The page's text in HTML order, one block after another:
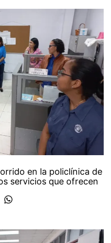
en la policlínica de
servicios que ofrecen